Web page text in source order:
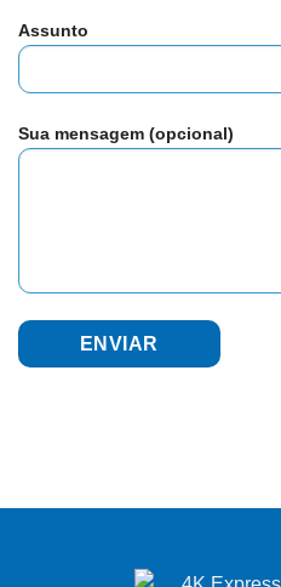
Assunto
Sua mensagem (opcional)